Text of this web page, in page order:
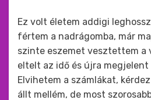
Ez volt életem addigi
fértem a nadrágomba, már
szinte eszemet vesztettem a
eltelt az idő és újra megjelent
Elvihetem a számlákat,
állt mellém, de most